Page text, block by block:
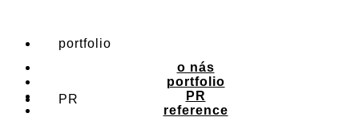
portfolio
PR
o nás
portfolio
PR
reference